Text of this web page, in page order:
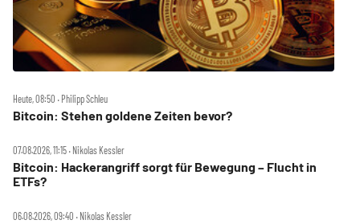
Heute, 08:50 ‧ Philipp Schleu
Bitcoin: Stehen goldene Zeiten bevor?
07.08.2026, 11:15 ‧ Nikolas Kessler
Bitcoin: Hackerangriff sorgt für Bewegung – Flucht in
ETFs?
06.08.2026, 09:40 ‧ Nikolas Kessler